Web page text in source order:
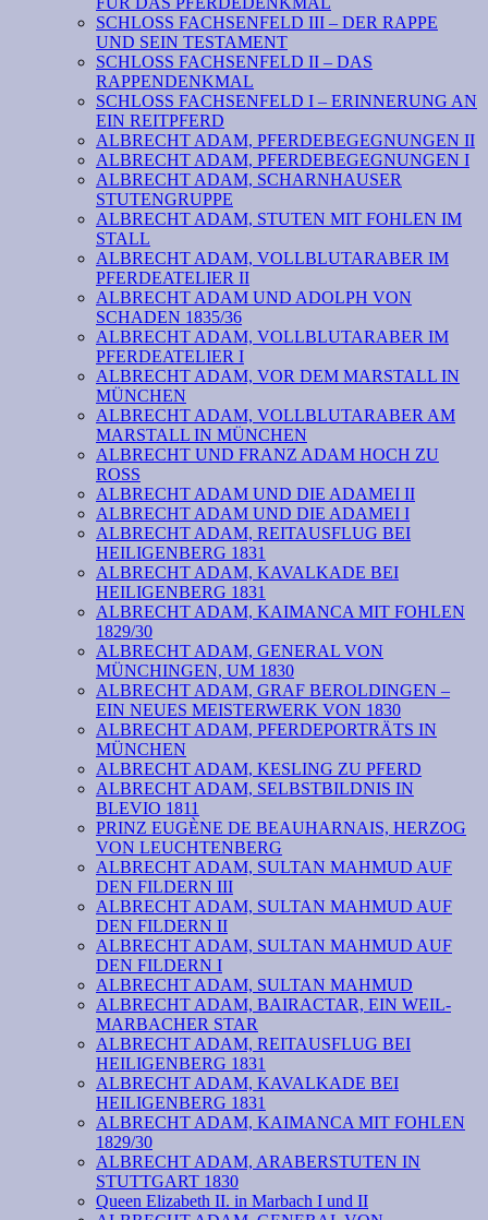
SCHLOSS FACHSENFELD III – DER RAPPE
UND SEIN TESTAMENT
SCHLOSS FACHSENFELD II – DAS
RAPPENDENKMAL
SCHLOSS FACHSENFELD I – ERINNERUNG AN
EIN REITPFERD
ALBRECHT ADAM, PFERDEBEGEGNUNGEN II
ALBRECHT ADAM, PFERDEBEGEGNUNGEN I
ALBRECHT ADAM, SCHARNHAUSER
STUTENGRUPPE
ALBRECHT ADAM, STUTEN MIT FOHLEN IM
STALL
ALBRECHT ADAM, VOLLBLUTARABER IM
PFERDEATELIER II
ALBRECHT ADAM UND ADOLPH VON
SCHADEN 1835/36
ALBRECHT ADAM, VOLLBLUTARABER IM
PFERDEATELIER I
ALBRECHT ADAM, VOR DEM MARSTALL IN
MÜNCHEN
ALBRECHT ADAM, VOLLBLUTARABER AM
MARSTALL IN MÜNCHEN
ALBRECHT UND FRANZ ADAM HOCH ZU
ROSS
ALBRECHT ADAM UND DIE ADAMEI II
ALBRECHT ADAM UND DIE ADAMEI I
ALBRECHT ADAM, REITAUSFLUG BEI
HEILIGENBERG 1831
ALBRECHT ADAM, KAVALKADE BEI
HEILIGENBERG 1831
ALBRECHT ADAM, KAIMANCA MIT FOHLEN
1829/30
ALBRECHT ADAM, GENERAL VON
MÜNCHINGEN, UM 1830
ALBRECHT ADAM, GRAF BEROLDINGEN –
EIN NEUES MEISTERWERK VON 1830
ALBRECHT ADAM, PFERDEPORTRÄTS IN
MÜNCHEN
ALBRECHT ADAM, KESLING ZU PFERD
ALBRECHT ADAM, SELBSTBILDNIS IN
BLEVIO 1811
PRINZ EUGÈNE DE BEAUHARNAIS, HERZOG
VON LEUCHTENBERG
ALBRECHT ADAM, SULTAN MAHMUD AUF
DEN FILDERN III
ALBRECHT ADAM, SULTAN MAHMUD AUF
DEN FILDERN II
ALBRECHT ADAM, SULTAN MAHMUD AUF
DEN FILDERN I
ALBRECHT ADAM, SULTAN MAHMUD
ALBRECHT ADAM, BAIRACTAR, EIN WEIL-
MARBACHER STAR
ALBRECHT ADAM, REITAUSFLUG BEI
HEILIGENBERG 1831
ALBRECHT ADAM, KAVALKADE BEI
HEILIGENBERG 1831
ALBRECHT ADAM, KAIMANCA MIT FOHLEN
1829/30
ALBRECHT ADAM, ARABERSTUTEN IN
STUTTGART 1830
Queen Elizabeth II. in Marbach I und II